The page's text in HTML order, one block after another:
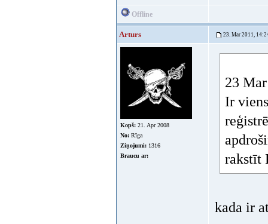
Offline
Arturs 23. Mar 2011,
Kopš: 21. Apr 2008
No: Rīga
Ziņojumi: 1316
Braucu ar:
23
Ir
rakstīt
kada ir